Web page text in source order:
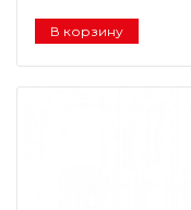
В корзину